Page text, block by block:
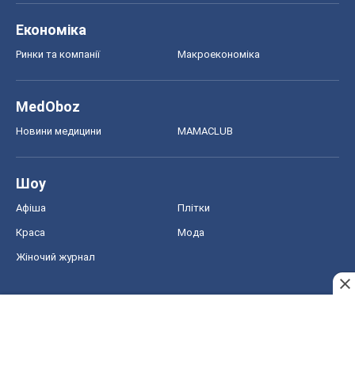
Економіка
Ринки та компанії Макроекономіка
MedOboz
Новини медицини MAMACLUB
Шоу
Афіша Плітки
Краса Мода
Жіночий журнал